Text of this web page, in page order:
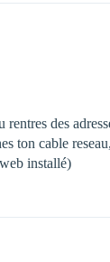
des
ton cable
installé)